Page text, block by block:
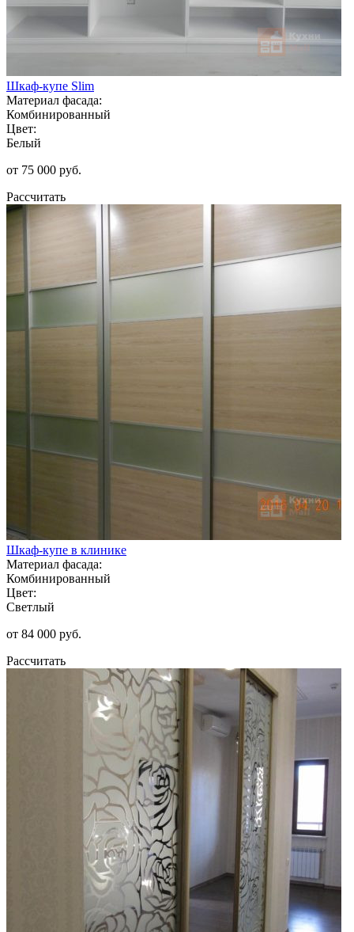
Шкаф-купе Slim
Материал фасада:
Комбинированный
Цвет:
Белый
от 75 000 руб.
Рассчитать
Шкаф-купе в клинике
Материал фасада:
Комбинированный
Цвет:
Светлый
от 84 000 руб.
Рассчитать